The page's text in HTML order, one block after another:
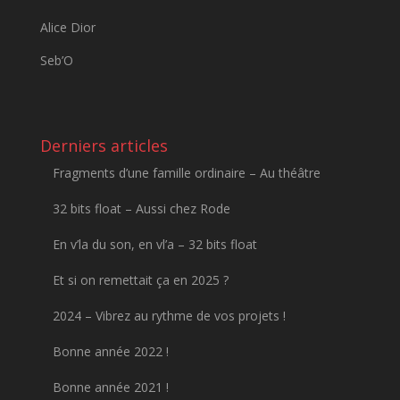
Alice Dior
Seb’O
Derniers articles
Fragments d’une famille ordinaire – Au théâtre
32 bits float – Aussi chez Rode
En v’la du son, en vl’a – 32 bits float
Et si on remettait ça en 2025 ?
2024 – Vibrez au rythme de vos projets !
Bonne année 2022 !
Bonne année 2021 !